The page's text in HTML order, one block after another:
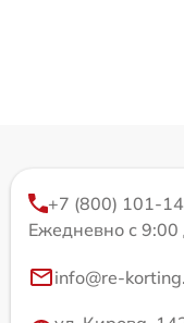
+7 (800) 101-
Ежедневно с 9:00
info@re-